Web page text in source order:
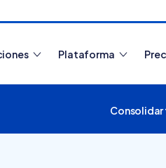
Plataforma
Consolidar